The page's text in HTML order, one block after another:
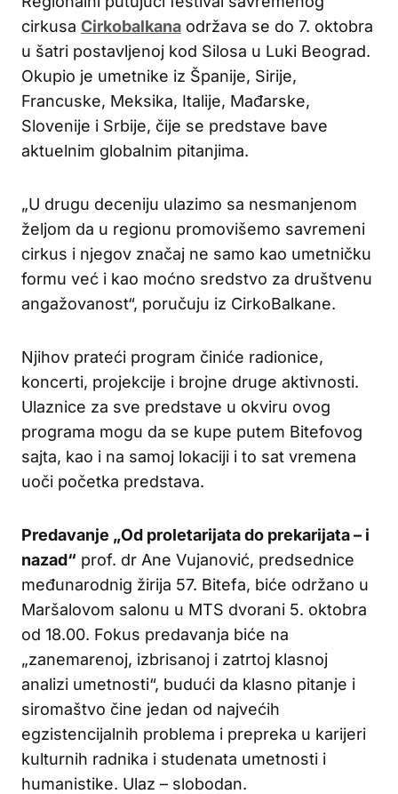
cirkusa Cirkobalkana održava se do 7. oktobra
u šatri postavljenoj kod Silosa u Luki Beograd.
Okupio je umetnike iz Španije, Sirije,
Francuske, Meksika, Italije, Mađarske,
Slovenije i Srbije, čije se predstave bave
aktuelnim globalnim pitanjima.
„U drugu deceniju ulazimo sa nesmanjenom
željom da u regionu promovišemo savremeni
cirkus i njegov značaj ne samo kao umetničku
formu već i kao moćno sredstvo za društvenu
angažovanost“, poručuju iz CirkoBalkane.
Njihov prateći program činiće radionice,
koncerti, projekcije i brojne druge aktivnosti.
Ulaznice za sve predstave u okviru ovog
programa mogu da se kupe putem Bitefovog
sajta, kao i na samoj lokaciji i to sat vremena
uoči početka predstava.
Predavanje „Od proletarijata do prekarijata – i
nazad“ prof. dr Ane Vujanović, predsednice
međunarodnig žirija 57. Bitefa, biće održano u
Maršalovom salonu u MTS dvorani 5. oktobra
od 18.00. Fokus predavanja biće na
„zanemarenoj, izbrisanoj i zatrtoj klasnoj
analizi umetnosti“, budući da klasno pitanje i
siromaštvo čine jedan od najvećih
egzistencijalnih problema i prepreka u karijeri
kulturnih radnika i studenata umetnosti i
humanistike. Ulaz – slobodan.